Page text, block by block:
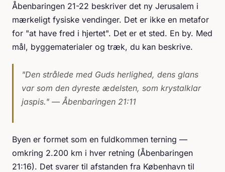
Åbenbaringen 21-22 beskriver det ny Jerusalem i
mærkeligt fysiske vendinger. Det er ikke en metafor
for "at have fred i hjertet". Det er et sted. En by. Med
mål, byggematerialer og træk, du kan beskrive.
"Den strålede med Guds herlighed, dens glans
var som den dyreste ædelsten, som krystalklar
jaspis." — Åbenbaringen 21:11
Byen er formet som en fuldkommen terning —
omkring 2.200 km i hver retning (Åbenbaringen
21:16). Det svarer til afstanden fra København til